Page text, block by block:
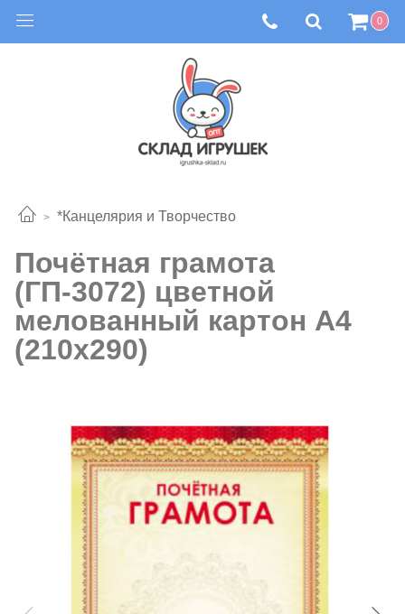
0
*Канцелярия и Творчество
Почётная грамота
(ГП-3072) цветной
мелованный картон А4
(210х290)